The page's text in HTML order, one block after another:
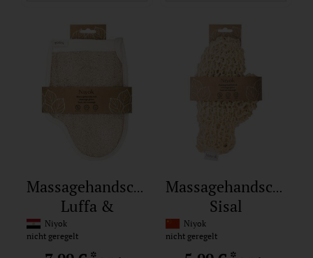
Massagehandschuh
Luffa &
Baumwolle
Niyok
nicht geregelt
Massagehandschuh
Sisal
Niyok
nicht geregelt